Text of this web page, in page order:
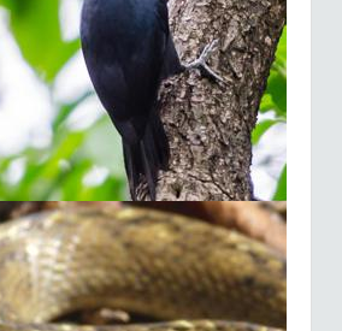
Fiche espèce
Streptopelia decaocto
2025-12-03
Fiche espèce
Gecko mabouia (Le) |
Hemidactylus
mabouia
2025-12-03
Fiche espèce
Anolis marbré (L') |
Ctenonotus
marmoratus
2025-12-03